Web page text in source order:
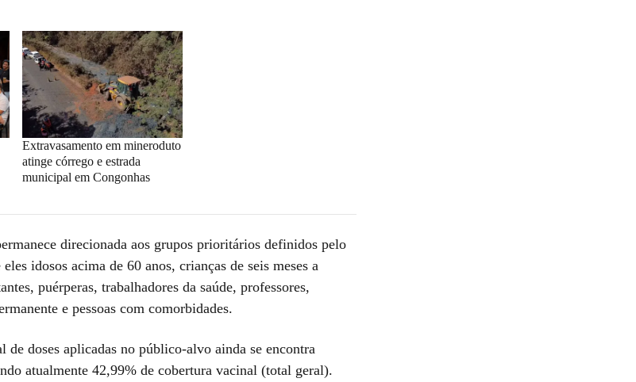
Extravasamento em mineroduto
atinge córrego e estrada
municipal em Congonhas
direcionada aos grupos prioritários definidos pelo
idosos acima de 60 anos, crianças de seis meses a
puérperas, trabalhadores da saúde, professores,
e pessoas com comorbidades.
doses aplicadas no público-alvo ainda se encontra
atualmente 42,99% de cobertura vacinal (total geral).